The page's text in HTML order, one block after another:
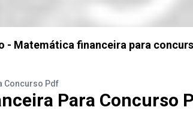
- Matemática financeira para
Concurso Pdf
Para Concurso